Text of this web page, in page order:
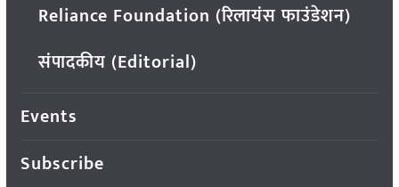
Reliance Foundation (रिलायंस फाउंडेशन)
संपादकीय (Editorial)
Events
Subscribe